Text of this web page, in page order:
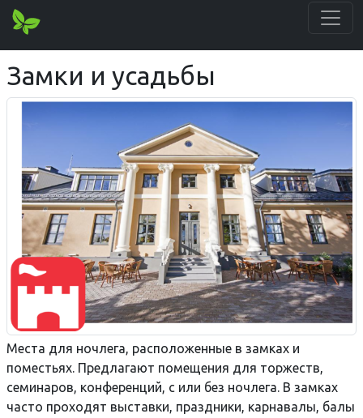
Замки и усадьбы
Места для ночлега, расположенные в замках и
поместьях. Предлагают помещения для торжеств,
семинаров, конференций, с или без ночлега. В замках
часто проходят выставки, праздники, карнавалы, балы